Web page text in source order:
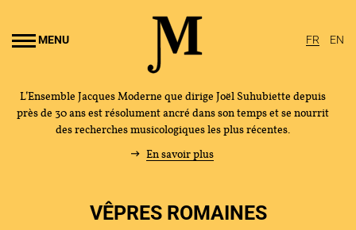
MENU FR EN
L’Ensemble Jacques Moderne que dirige Joël Suhubiette depuis
près de 30 ans est résolument ancré dans son temps et se nourrit
des recherches musicologiques les plus récentes.
En savoir plus
VÊPRES ROMAINES